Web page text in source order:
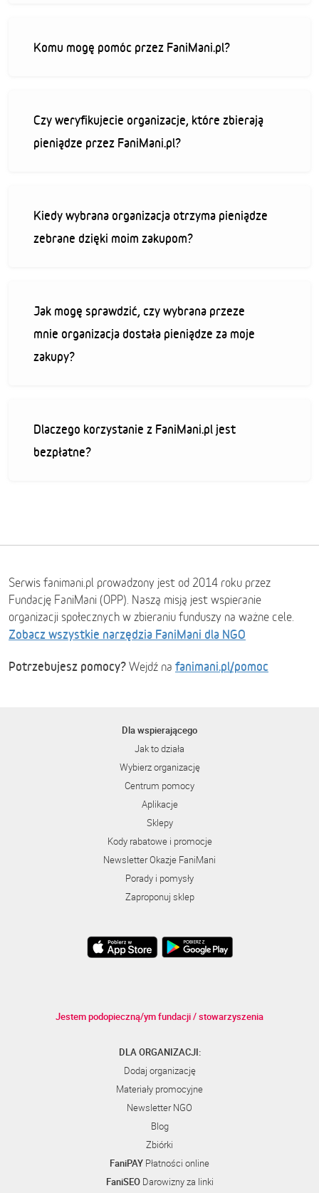
Komu mogę pomóc przez FaniMani.pl?
Czy weryfikujecie organizacje, które zbierają
pieniądze przez FaniMani.pl?
Kiedy wybrana organizacja otrzyma pieniądze
zebrane dzięki moim zakupom?
Jak mogę sprawdzić, czy wybrana przeze
mnie organizacja dostała pieniądze za moje
zakupy?
Dlaczego korzystanie z FaniMani.pl jest
bezpłatne?
Serwis fanimani.pl prowadzony jest od 2014 roku przez
Fundację FaniMani (OPP). Naszą misją jest wspieranie
organizacji społecznych w zbieraniu funduszy na ważne cele.
Zobacz wszystkie narzędzia FaniMani dla NGO
Potrzebujesz pomocy? Wejdź na fanimani.pl/pomoc
Dla wspierającego
Jak to działa
Wybierz organizację
Centrum pomocy
Aplikacje
Sklepy
Kody rabatowe i promocje
Newsletter Okazje FaniMani
Porady i pomysły
Zaproponuj sklep
Jestem podopieczną/ym fundacji / stowarzyszenia
DLA ORGANIZACJI:
Dodaj organizację
Materiały promocyjne
Newsletter NGO
Blog
Zbiórki
FaniPAY Płatności online
FaniSEODarowizny za linki